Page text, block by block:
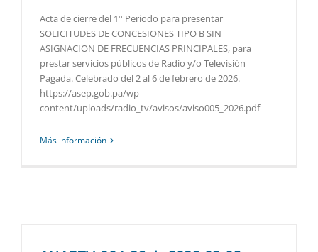
Acta de cierre del 1° Periodo para presentar
SOLICITUDES DE CONCESIONES TIPO B SIN
ASIGNACION DE FRECUENCIAS PRINCIPALES, para
prestar servicios públicos de Radio y/o Televisión
Pagada. Celebrado del 2 al 6 de febrero de 2026.
https://asep.gob.pa/wp-
content/uploads/radio_tv/avisos/aviso005_2026.pdf
Más información